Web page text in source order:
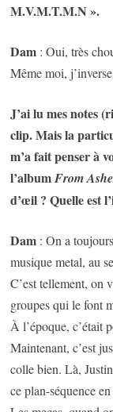
M.V.M.T.M.N ».
Dam : Oui, très
Même moi,
J’ai lu mes notes
clip. Mais la
m’a fait penser à
l’album From
d’œil ? Quelle est
Dam : On a
musique metal, au
C’est tellement, on
groupes qui le font
À l’époque, c’était
Maintenant, c’est
colle bien. Là,
ce plan-séquence